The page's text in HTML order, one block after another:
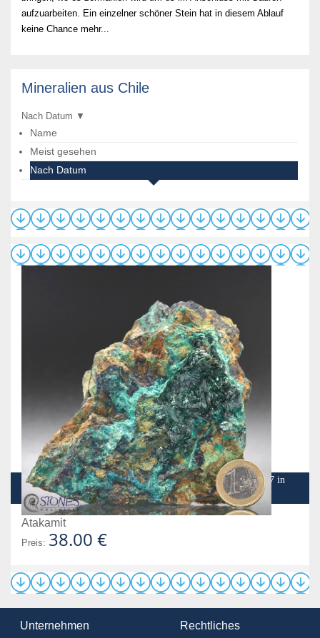
Dies sind ein paar Impressionen meiner Reise im Jahr 2007 in
das Gebiet um Copiapó in der Atakama Wüste in Chile
aufzuarbeiten. Ein einzelner schöner Stein hat in diesem Ablauf
keine Chance mehr...
Mineralien aus Chile
Nach Datum ▼
Name
Meist gesehen
Nach Datum
Atakamit
Preis: 38.00 €
Unternehmen Rechtliches